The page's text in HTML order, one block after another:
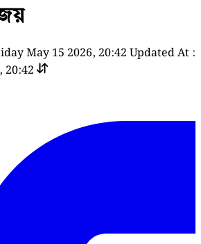
May 15 2026, 20:42 Updated At :
20:42